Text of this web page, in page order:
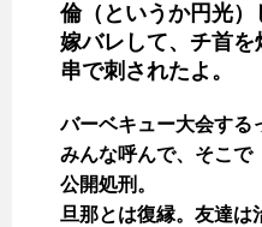
倫（というか円光
嫁バレして、チ首
串で刺されたよ。
バーベキュー大会する
みんな呼んで、そこで
公開処刑。
旦那とは復縁。友達は